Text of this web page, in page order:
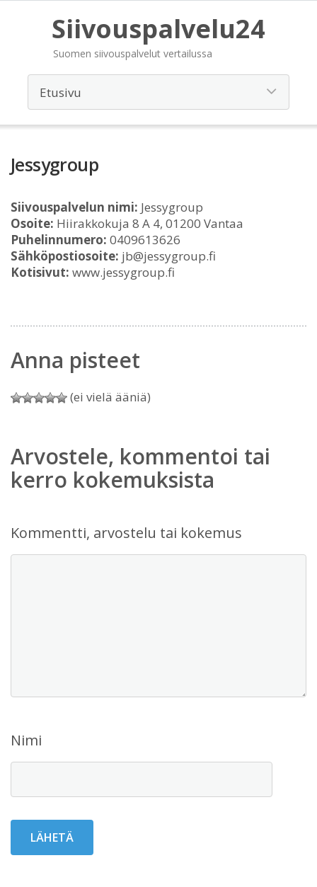
Siivouspalvelu24
Suomen siivouspalvelut vertailussa
Jessygroup
Siivouspalvelun nimi: Jessygroup
Osoite: Hiirakkokuja 8 A 4, 01200 Vantaa
Puhelinnumero: 0409613626
Sähköpostiosoite: jb@jessygroup.fi
Kotisivut: www.jessygroup.fi
Anna pisteet
(ei vielä ääniä)
Arvostele, kommentoi tai
kerro kokemuksista
Kommentti, arvostelu tai kokemus
Nimi